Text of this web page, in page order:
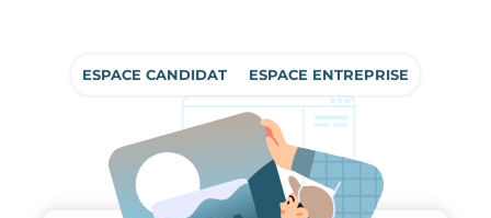
ESPACE CANDIDAT ESPACE ENTREPRISE